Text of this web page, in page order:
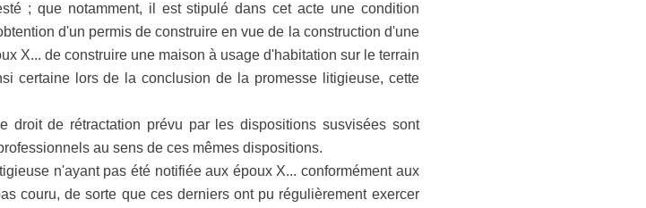
; que notamment, il est stipulé dans cet acte une condition
d'un permis de construire en vue de la construction d'une
X... de construire une maison à usage d'habitation sur le terrain
certaine lors de la conclusion de la promesse litigieuse, cette
de rétractation prévu par les dispositions susvisées sont
au sens de ces mêmes dispositions.
n'ayant pas été notifiée aux époux X... conformément aux
couru, de sorte que ces derniers ont pu régulièrement exercer